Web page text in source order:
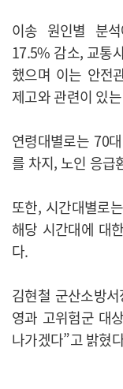
이송 원인별 분
17.5% 감소, 교통
했으며 이는 안전
제고와 관련이 있
연령대별로는 70
를 차지, 노인 응급
또한, 시간대별로
해당 시간대에 대
다.
김현철 군산소방
영과 고위험군 대
나가겠다”고 밝혔